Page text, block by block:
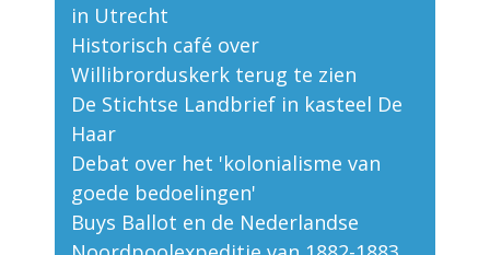
in Utrecht
Historisch café over
Willibrorduskerk terug te zien
De Stichtse Landbrief in kasteel De
Haar
Debat over het 'kolonialisme van
goede bedoelingen'
Buys Ballot en de Nederlandse